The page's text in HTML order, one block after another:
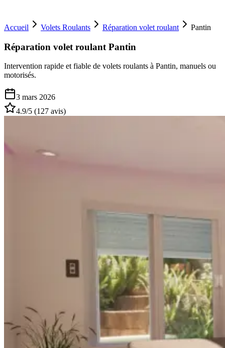
Accueil Volets Roulants Réparation volet roulant Pantin
Réparation volet roulant Pantin
Intervention rapide et fiable de volets roulants à Pantin, manuels ou
motorisés.
3 mars 2026
4.9/5 (127 avis)